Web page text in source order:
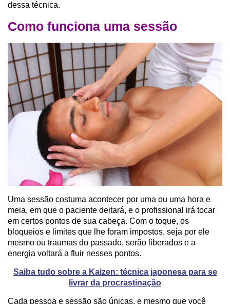
dessa técnica.
Como funciona uma sessão
Uma sessão costuma acontecer por uma ou uma hora e
meia, em que o paciente deitará, e o profissional irá tocar
em certos pontos de sua cabeça. Com o toque, os
bloqueios e limites que lhe foram impostos, seja por ele
mesmo ou traumas do passado, serão liberados e a
energia voltará a fluir nesses pontos.
Saiba tudo sobre a Kaizen: técnica japonesa para se
livrar da procrastinação
Cada pessoa e sessão são únicas, e mesmo que você